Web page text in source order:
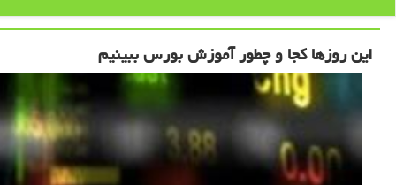
این روزها كجا و چطور آموزش بورس ببینیم